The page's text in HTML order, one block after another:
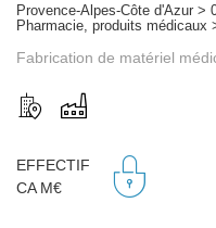
Provence-Alpes-Côte d'Azur >
Pharmacie, produits médicaux
Fabrication de matériel
EFFECTIF
CA M€